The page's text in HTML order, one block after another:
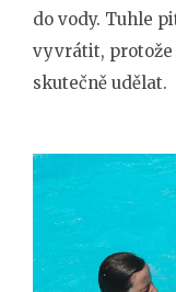
do vody. Tuhle
vyvrátit, protože
skutečně udělat.